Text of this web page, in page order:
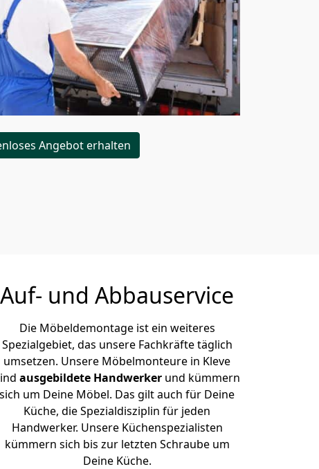
Angebot erhalten
Auf- und Abbauservice
Die Möbeldemontage ist ein weiteres
Spezialgebiet, das unsere Fachkräfte täglich
umsetzen. Unsere Möbelmonteure in Kleve
ausgebildete Handwerker und kümmern
sich um Deine Möbel. Das gilt auch für Deine
Küche, die Spezialdisziplin für jeden
Handwerker. Unsere Küchenspezialisten
kümmern sich bis zur letzten Schraube um
Deine Küche.